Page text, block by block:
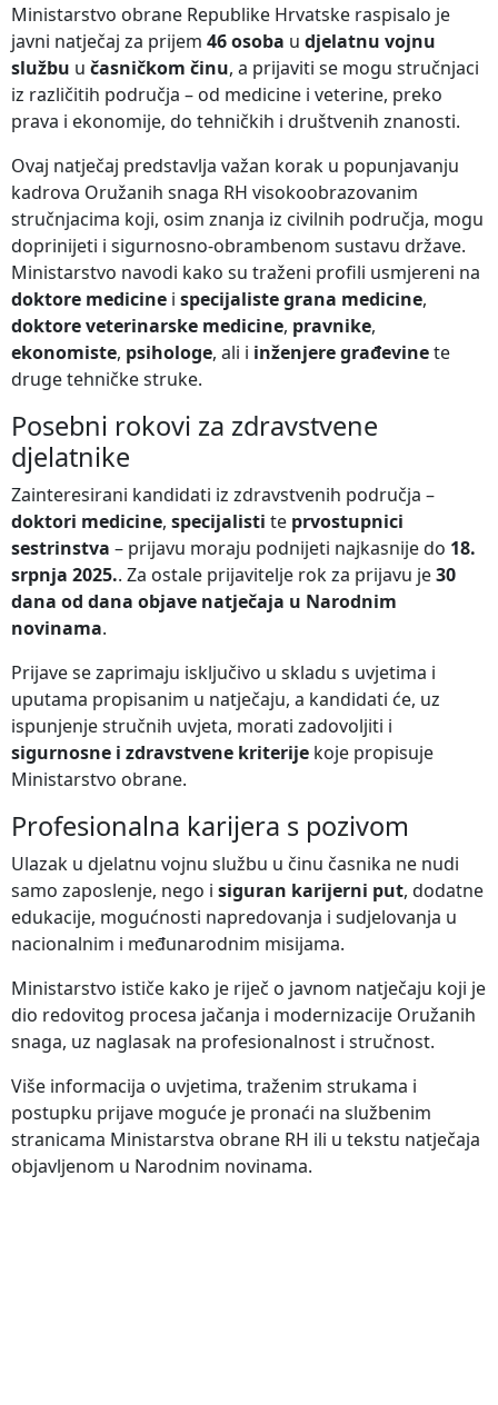
Ministarstvo obrane Republike Hrvatske raspisalo je
javni natječaj za prijem 46 osoba u djelatnu vojnu
službu u časničkom činu, a prijaviti se mogu stručnjaci
iz različitih područja – od medicine i veterine, preko
prava i ekonomije, do tehničkih i društvenih znanosti.
Ovaj natječaj predstavlja važan korak u popunjavanju
kadrova Oružanih snaga RH visokoobrazovanim
stručnjacima koji, osim znanja iz civilnih područja, mogu
doprinijeti i sigurnosno-obrambenom sustavu države.
Ministarstvo navodi kako su traženi profili usmjereni na
doktore medicine i specijaliste grana medicine,
doktore veterinarske medicine, pravnike,
ekonomiste, psihologe, ali i inženjere građevinete
druge tehničke struke.
Posebni rokovi za zdravstvene
djelatnike
Zainteresirani kandidati iz zdravstvenih područja –
doktori medicine, specijalisti te prvostupnici
sestrinstva – prijavu moraju podnijeti najkasnije do 18.
srpnja 2025.. Za ostale prijavitelje rok za prijavu je30
dana od dana objave natječaja u Narodnim
novinama.
Prijave se zaprimaju isključivo u skladu s uvjetima i
uputama propisanim u natječaju, a kandidati će, uz
ispunjenje stručnih uvjeta, morati zadovoljiti i
sigurnosne i zdravstvene kriterije koje propisuje
Ministarstvo obrane.
Profesionalna karijera s pozivom
Ulazak u djelatnu vojnu službu u činu časnika ne nudi
samo zaposlenje, nego i siguran karijerni put, dodatne
edukacije, mogućnosti napredovanja i sudjelovanja u
nacionalnim i međunarodnim misijama.
Ministarstvo ističe kako je riječ o javnom natječaju koji je
dio redovitog procesa jačanja i modernizacije Oružanih
snaga, uz naglasak na profesionalnost i stručnost.
Više informacija o uvjetima, traženim strukama i
postupku prijave moguće je pronaći na službenim
stranicama Ministarstva obrane RH ili u tekstu natječaja
objavljenom u Narodnim novinama.